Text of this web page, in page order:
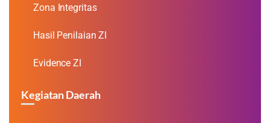
Zona Integritas
Hasil Penilaian ZI
Evidence ZI
Kegiatan Daerah